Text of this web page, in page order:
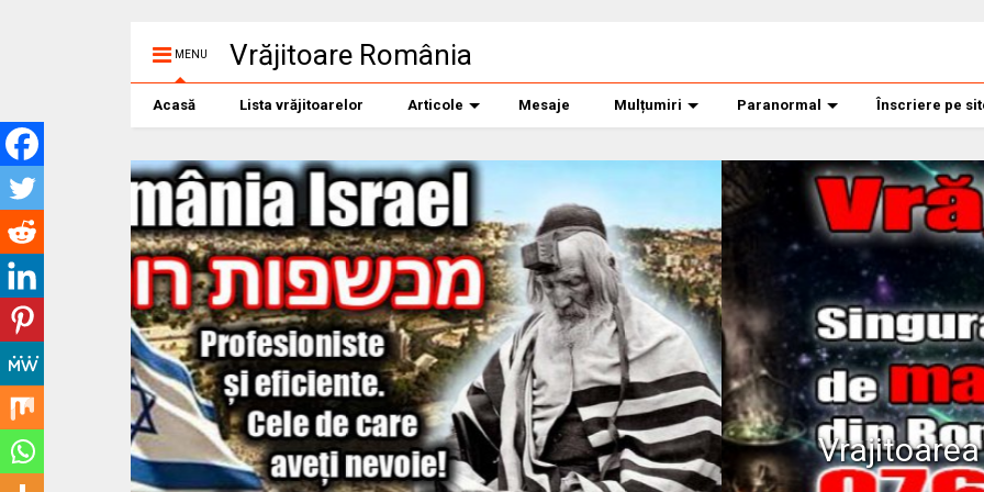
MENU Vrăjitoare România
Acasă Lista vrăjitoarelor Articole Mesaje Mulțumiri Paranormal Înscriere pe
Vrajitoarea Morgana banner mare